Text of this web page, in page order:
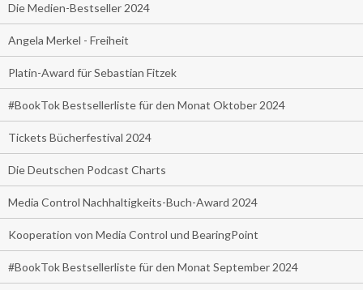
Die Medien-Bestseller 2024
Angela Merkel - Freiheit
Platin-Award für Sebastian Fitzek
#BookTok Bestsellerliste für den Monat Oktober 2024
Tickets Bücherfestival 2024
Die Deutschen Podcast Charts
Media Control Nachhaltigkeits-Buch-Award 2024
Kooperation von Media Control und BearingPoint
#BookTok Bestsellerliste für den Monat September 2024